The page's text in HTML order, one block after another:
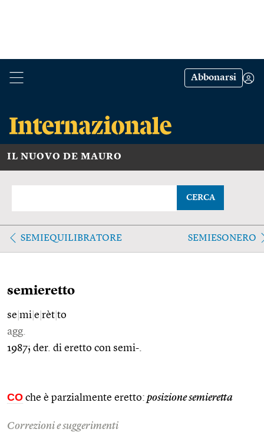
Abbonarsi
IL NUOVO DE MAURO
CERCA
SEMIEQUILIBRATORE SEMIESONERO
semieretto
se mi e rèt to
agg.
1987; der. di eretto con semi-.
CO che è parzialmente eretto: posizione semieretta
Correzioni e suggerimenti